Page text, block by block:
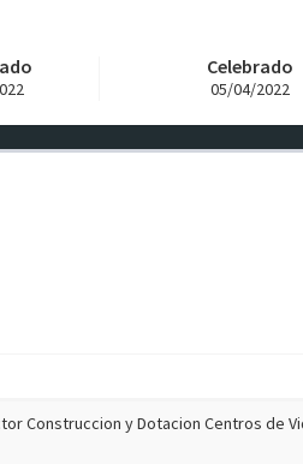
Celebrado
05/04/2022
Construccion y Dotacion Centros de